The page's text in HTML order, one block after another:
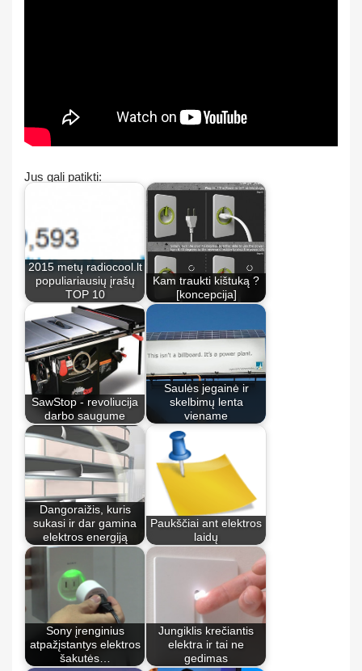
Jus gali patikti:
2015 metų radiocool.lt
populiariausių įrašų
TOP 10
Kam traukti kištuką ?
[koncepcija]
SawStop - revoliucija
darbo saugume
Saulės jegainė ir
skelbimų lenta
viename
Dangoraižis, kuris
sukasi ir dar gamina
elektros energiją
Paukščiai ant elektros
laidų
Sony įrenginius
atpažįstantys elektros
šakutės…
Jungiklis krečiantis
elektra ir tai ne
gedimas